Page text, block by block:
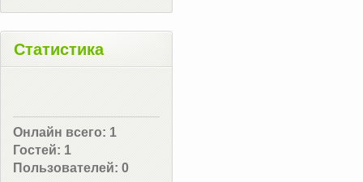
Статистика
Онлайн всего: 1
Гостей: 1
Пользователей: 0